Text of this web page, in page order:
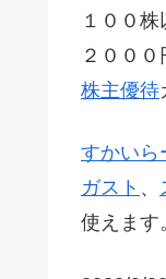
１００
２００
株主優待
すかいら
ガスト 、
使えます